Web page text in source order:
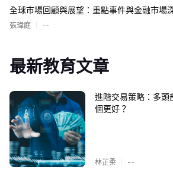
全球市場回顧與展望：重點事件與金融市場
張瑋庭 --
最新教育文章
進階交易策略：多頭
個更好？
林芷柔 --